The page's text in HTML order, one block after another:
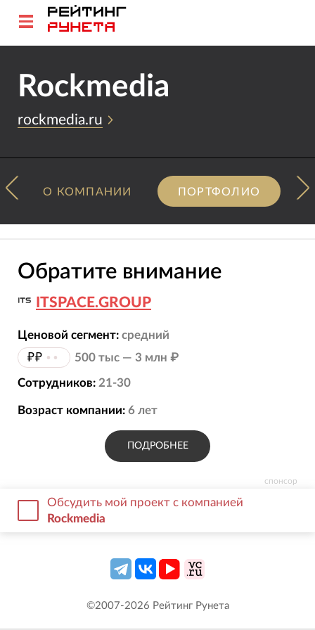
Rockmedia
rockmedia.ru
О КОМПАНИИ ПОРТФОЛИО
спонсор
Обратите внимание
ITSPACE.GROUP
Ценовой сегмент: средний
₽₽ •• 500 тыс — 3 млн ₽
Сотрудников: 21-30
Возраст компании: 6 лет
ПОДРОБНЕЕ
Обсудить мой проект с компанией
Rockmedia
©2007-2026 Рейтинг Рунета